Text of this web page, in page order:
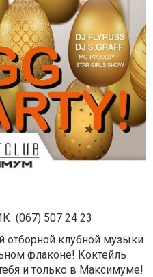
(067) 507 24 23
отборной клубной музыки
флаконе! Коктейль
и только в Максимуме!